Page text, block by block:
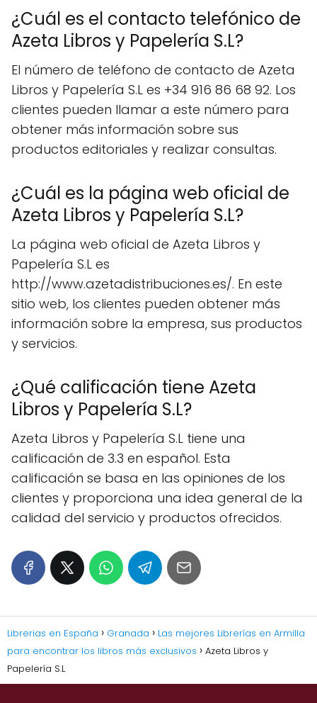
¿Cuál es el contacto telefónico de
Azeta Libros y Papelería S.L?
El número de teléfono de contacto de Azeta
Libros y Papelería S.L es +34 916 86 68 92. Los
clientes pueden llamar a este número para
obtener más información sobre sus
productos editoriales y realizar consultas.
¿Cuál es la página web oficial de
Azeta Libros y Papelería S.L?
La página web oficial de Azeta Libros y
Papelería S.L es
http://www.azetadistribuciones.es/. En este
sitio web, los clientes pueden obtener más
información sobre la empresa, sus productos
y servicios.
¿Qué calificación tiene Azeta
Libros y Papelería S.L?
Azeta Libros y Papelería S.L tiene una
calificación de 3.3 en español. Esta
calificación se basa en las opiniones de los
clientes y proporciona una idea general de la
calidad del servicio y productos ofrecidos.
Librerias en España Granada
Las mejores Librerías en Armilla
para encontrar los libros más exclusivos
Azeta Libros y
Papelería S.L